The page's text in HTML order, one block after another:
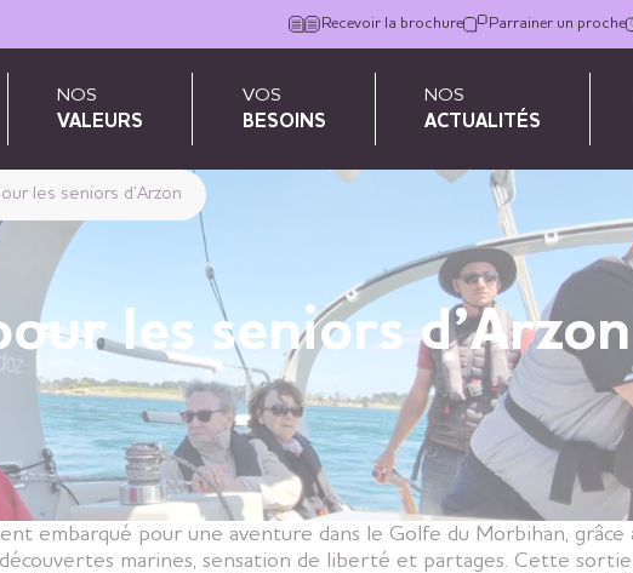
Recevoir la brochure Parrainer un proche
NOS
VALEURS
VOS
BESOINS
NOS
ACTUALITÉS
les seniors d’Arzon
les seniors d’Arzon
embarqué pour une aventure dans le Golfe du Morbihan, grâce
marines, sensation de liberté et partages. Cette